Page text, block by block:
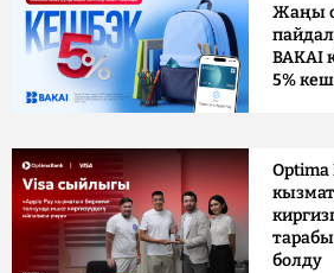
Жаңы
BAKAI
5%
Optima
болду